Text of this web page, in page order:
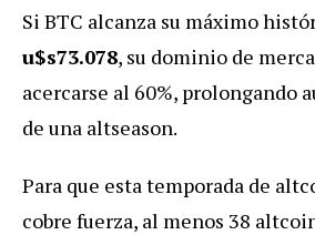
Si BTC alcanza su máximo
u$s73.078, su dominio de
acercarse al 60%, prolongando
de una altseason.
Para que esta temporada de
cobre fuerza, al menos 38